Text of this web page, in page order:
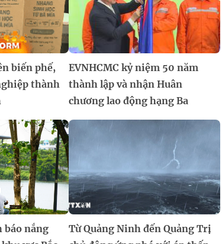
biến phế,
thành
EVNHCMC kỷ niệm 50 năm
thành lập và nhận Huân
chương lao động hạng Ba
báo nắng
Từ Quảng Ninh đến Quảng Trị